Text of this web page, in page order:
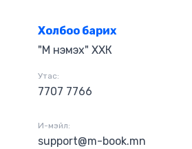
Холбоо барих
"М нэмэх" ХХК
Утас:
7707 7766
И-мэйл:
support@m-book.mn